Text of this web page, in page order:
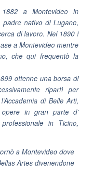
a Montevideo in
nativo di Lugano,
di lavoro. Nel 1890 i
a Montevideo mentre
che qui frequentò la
ottenne una borsa di
ripartì per
di Belle Arti,
in gran parte d’
in Ticino,
a Montevideo dove
Artes divenendone